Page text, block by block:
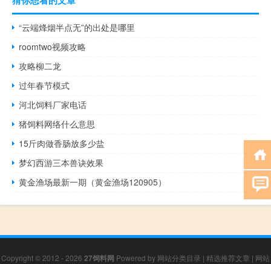
“云端烽烟半点无”的出处是哪里
roomtwo视频攻略
攻略柳二龙
过年春节模式
河北饲料厂家电话
猪饲料网络什么意思
15斤肉做香肠放多少盐
梦幻西游三本兽诀效果
黄金渔场最新一期（黄金渔场120905）
Copyright © 2012 - 2026 27饲料网 Powered by 网站分类目录 | 精选推荐文章 | 网站